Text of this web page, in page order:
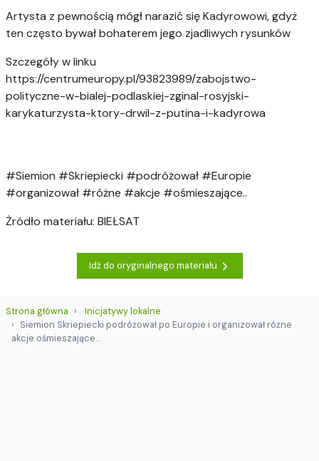
Artysta z pewnością mógł narazić się Kadyrowowi, gdyż
ten często bywał bohaterem jego zjadliwych rysunków
Szczegóły w linku
https://centrumeuropy.pl/93823989/zabojstwo-
polityczne-w-bialej-podlaskiej-zginal-rosyjski-
karykaturzysta-ktory-drwil-z-putina-i-kadyrowa
#Siemion #Skriepiecki #podróżował #Europie
#organizował #różne #akcje #ośmieszające..
Żródło materiału: BIEŁSAT
Idź do oryginalnego materiału
Strona główna
Inicjatywy lokalne
Siemion Skriepiecki podróżował po Europie i organizował różne
akcje ośmieszające…